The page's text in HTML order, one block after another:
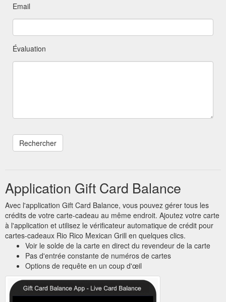
Email
Évaluation
Application Gift Card Balance
Avec l'application Gift Card Balance, vous pouvez gérer tous les
crédits de votre carte-cadeau au même endroit. Ajoutez votre carte
à l'application et utilisez le vérificateur automatique de crédit pour
cartes-cadeaux Rio Rico Mexican Grill en quelques clics.
Voir le solde de la carte en direct du revendeur de la carte
Pas d'entrée constante de numéros de cartes
Options de requête en un coup d'œil